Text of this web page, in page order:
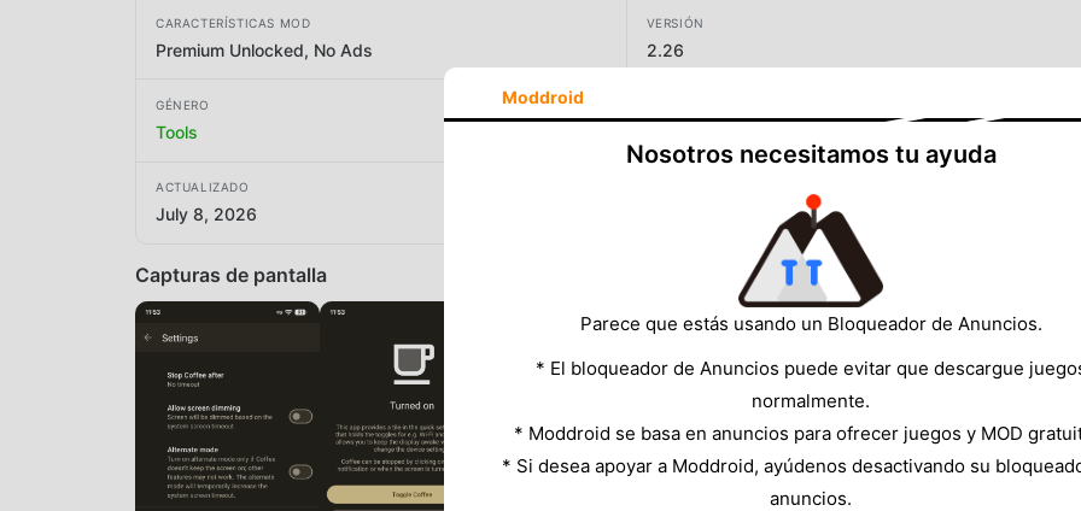
CARACTERÍSTICAS MOD
Premium Unlocked, No Ads
VERSIÓN
2.26
GÉNERO
Tools
ACTUALIZADO
July 8, 2026
Capturas de pantalla
Moddroid
Nosotros necesitamos tu ayuda
Parece que estás usando un Bloqueador de Anuncios.
* El bloqueador de Anuncios puede evitar que descargue
normalmente.
* Moddroid se basa en anuncios para ofrecer juegos y MOD
* Si desea apoyar a Moddroid, ayúdenos desactivando su
anuncios.